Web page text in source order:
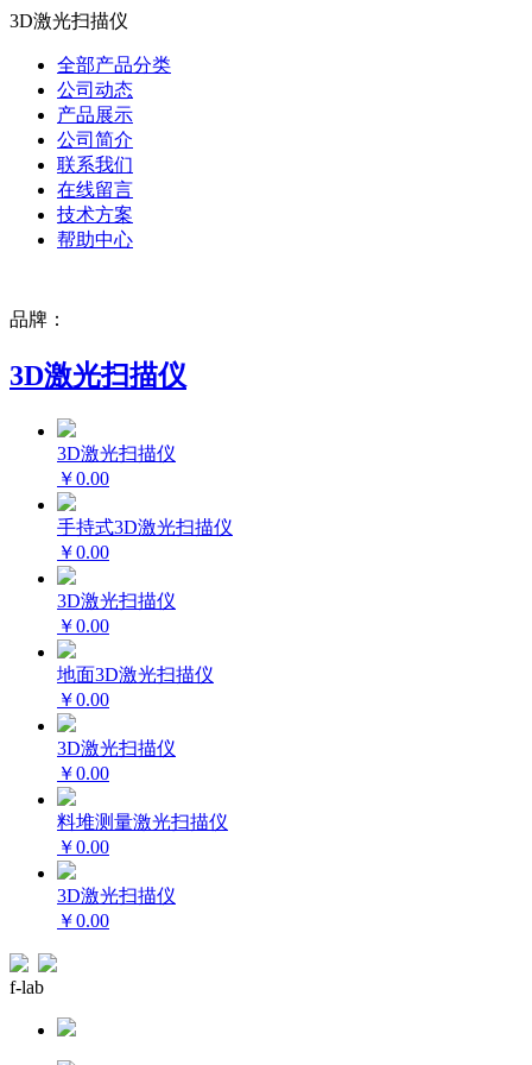
3D激光扫描仪
全部产品分类
公司动态
产品展示
公司简介
联系我们
在线留言
技术方案
帮助中心
品牌：
3D激光扫描仪
3D激光扫描仪
￥0.00
手持式3D激光扫描仪
￥0.00
3D激光扫描仪
￥0.00
地面3D激光扫描仪
￥0.00
3D激光扫描仪
￥0.00
料堆测量激光扫描仪
￥0.00
3D激光扫描仪
￥0.00
f-lab